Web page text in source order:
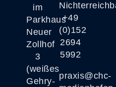
im
Parkhaus
Neuer
Zollhof
3
(weißes
Gehry-
+49
(0)152
2694
5992
praxis@chc-